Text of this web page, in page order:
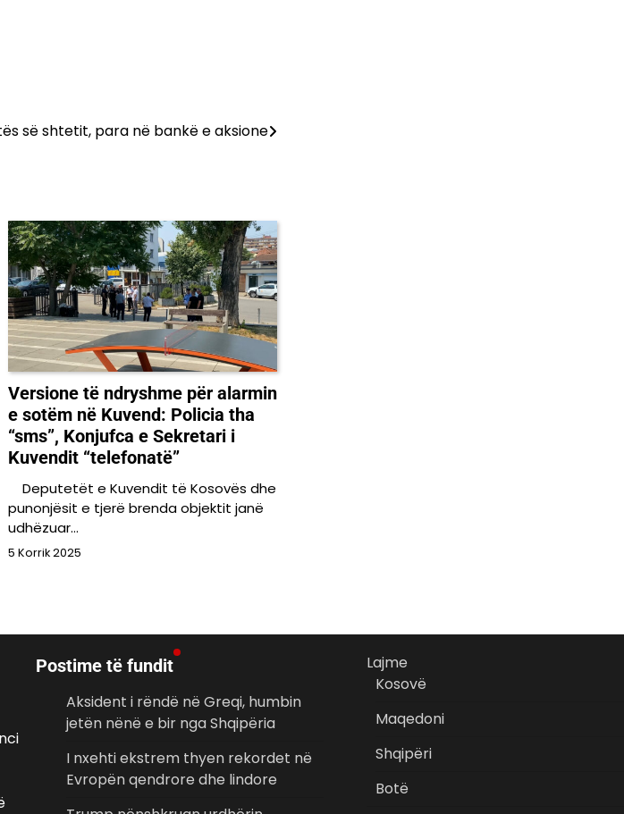
së shtetit, para në bankë e aksione
Versione të ndryshme për alarmin
e sotëm në Kuvend: Policia tha
“sms”, Konjufca e Sekretari i
Kuvendit “telefonatë”
Deputetët e Kuvendit të Kosovës dhe
punonjësit e tjerë brenda objektit janë
udhëzuar…
5 Korrik 2025
Postime të fundit
Aksident i rëndë në Greqi, humbin
jetën nënë e bir nga Shqipëria
I nxehti ekstrem thyen rekordet në
Evropën qendrore dhe lindore
Lajme
Kosovë
Maqedoni
Shqipëri
Botë